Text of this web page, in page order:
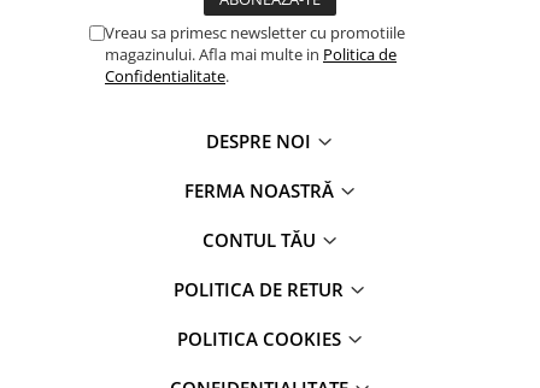
Vreau sa primesc newsletter cu promotiile
magazinului. Afla mai multe in Politica de
Confidentialitate.
DESPRE NOI
FERMA NOASTRĂ
CONTUL TĂU
POLITICA DE RETUR
POLITICA COOKIES